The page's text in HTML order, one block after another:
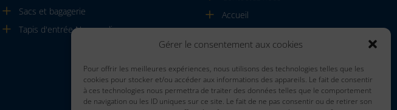
Gérer le consentement aux cookies
Pour offrir les meilleures expériences, nous utilisons des technologies telles que les
cookies pour stocker et/ou accéder aux informations des appareils. Le fait de consentir
à ces technologies nous permettra de traiter des données telles que le comportement
de navigation ou les ID uniques sur ce site. Le fait de ne pas consentir ou de retirer son
Sacs et bagagerie
Tapis d'entrée Normandie
Accueil